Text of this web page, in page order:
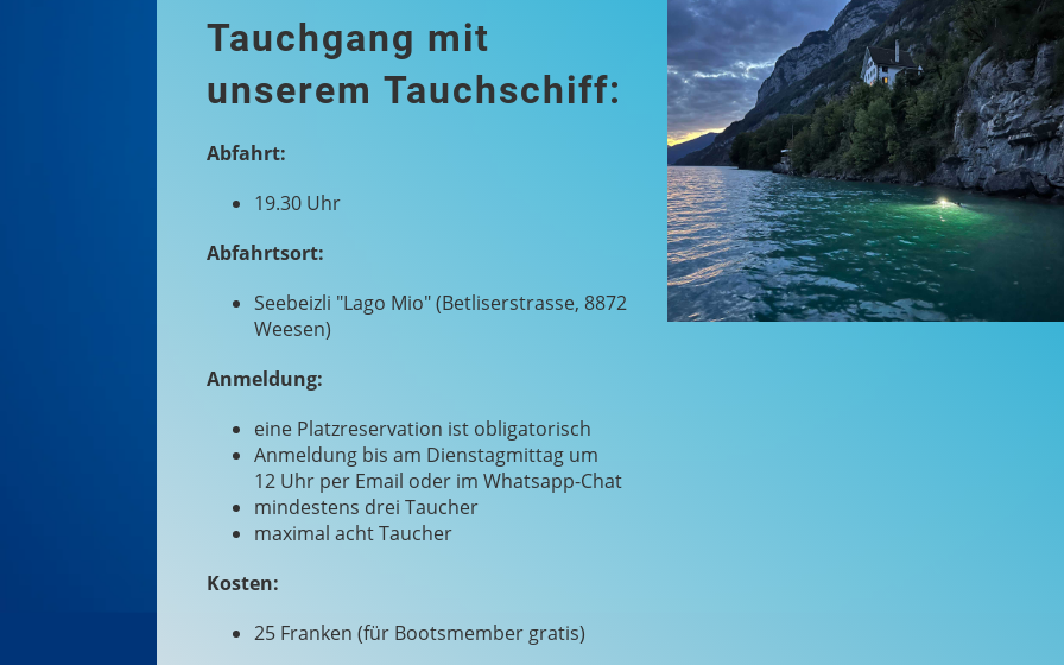
Tauchgang mit
unserem Tauchschiff:
Abfahrt:
19.30 Uhr
Abfahrtsort:
Seebeizli "Lago Mio" (Betliserstrasse, 8872
Weesen)
Anmeldung:
eine Platzreservation ist obligatorisch
Anmeldung bis am Dienstagmittag um
12 Uhr per Email oder im Whatsapp-Chat
mindestens drei Taucher
maximal acht Taucher
Kosten:
25 Franken (für Bootsmember gratis)